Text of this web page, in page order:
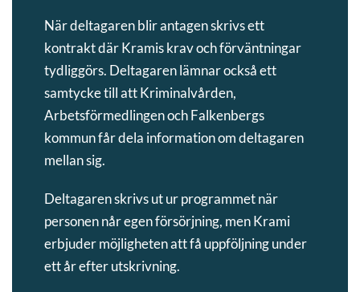
När deltagaren blir antagen skrivs ett
kontrakt där Kramis krav och förväntningar
tydliggörs. Deltagaren lämnar också ett
samtycke till att Kriminalvården,
Arbetsförmedlingen och Falkenbergs
kommun får dela information om deltagaren
mellan sig.
Deltagaren skrivs ut ur programmet när
personen når egen försörjning, men Krami
erbjuder möjligheten att få uppföljning under
ett år efter utskrivning.